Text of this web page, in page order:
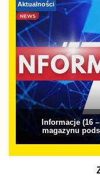
Aktualności
Informacje (16
magazynu